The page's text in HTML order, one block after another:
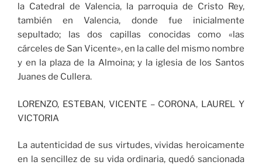
la Catedral de Valencia, la parroquia de Cristo Rey,
también en Valencia, donde fue inicialmente
sepultado; las dos capillas conocidas como «las
cárceles de San Vicente», en la calle del mismo nombre
y en la plaza de la Almoina; y la iglesia de los Santos
Juanes de Cullera.
LORENZO, ESTEBAN, VICENTE – CORONA, LAUREL Y
VICTORIA
La autenticidad de sus virtudes, vividas heroicamente
en la sencillez de su vida ordinaria, quedó sancionada